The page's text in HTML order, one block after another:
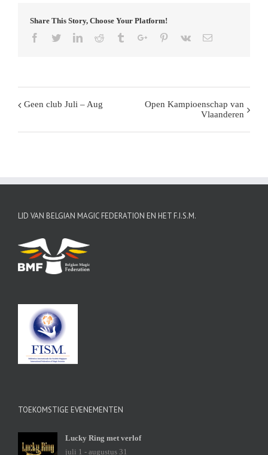
Share This Story, Choose Your Platform!
Facebook
TwitterLinkedinReddit TumblrGoogle+Pinterest
Vk Email
Evenement
Geen club Juli – Aug
Open Kampioenschap van
Vlaanderen
LID VAN BELGIAN MAGIC FEDERATION EN HET F.I.S.M.
TOEKOMSTIGE EVENEMENTEN
Lucky Ring met verlof
juli 1 - augustus 31